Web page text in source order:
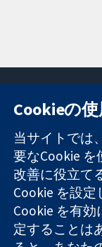
信頼できるエビ
デンスと
情報に基づく意
思決定により
健康のさらなる
向上へ
Cookieの
当サイトでは
要なCookie
改善に役立て
Cookie を設
Cookie を有
定することは